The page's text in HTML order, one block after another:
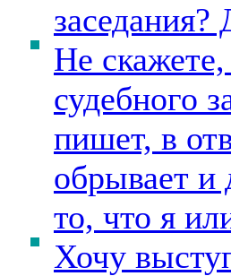
заседания?
Не
судебного
пишет, в
обрывает и
то, что я
Хочу